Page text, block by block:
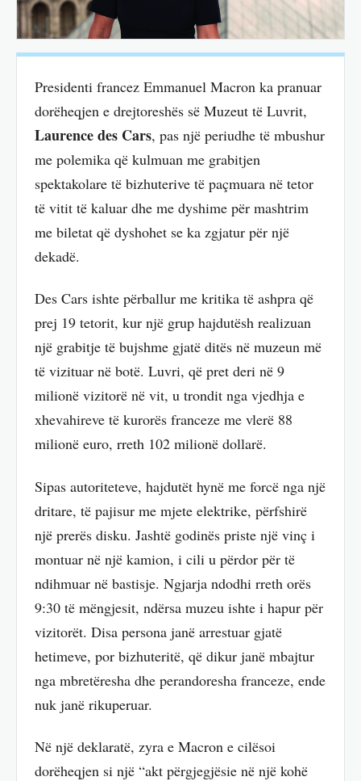
Presidenti francez Emmanuel Macron ka pranuar
dorëheqjen e drejtoreshës së Muzeut të Luvrit,
Laurence des Cars, pas një periudhe të mbushur
me polemika që kulmuan me grabitjen
spektakolare të bizhuterive të paçmuara në tetor
të vitit të kaluar dhe me dyshime për mashtrim
me biletat që dyshohet se ka zgjatur për një
dekadë.
Des Cars ishte përballur me kritika të ashpra që
prej 19 tetorit, kur një grup hajdutësh realizuan
një grabitje të bujshme gjatë ditës në muzeun më
të vizituar në botë. Luvri, që pret deri në 9
milionë vizitorë në vit, u trondit nga vjedhja e
xhevahireve të kurorës franceze me vlerë 88
milionë euro, rreth 102 milionë dollarë.
Sipas autoriteteve, hajdutët hynë me forcë nga një
dritare, të pajisur me mjete elektrike, përfshirë
një prerës disku. Jashtë godinës priste një vinç i
montuar në një kamion, i cili u përdor për të
ndihmuar në bastisje. Ngjarja ndodhi rreth orës
9:30 të mëngjesit, ndërsa muzeu ishte i hapur për
vizitorët. Disa persona janë arrestuar gjatë
hetimeve, por bizhuteritë, që dikur janë mbajtur
nga mbretëresha dhe perandoresha franceze, ende
nuk janë rikuperuar.
Në një deklaratë, zyra e Macron e cilësoi
dorëheqjen si një “akt përgjegjësie në një kohë